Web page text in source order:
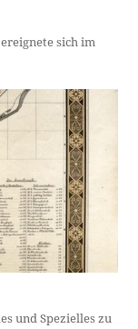
sich im
und Spezielles zu